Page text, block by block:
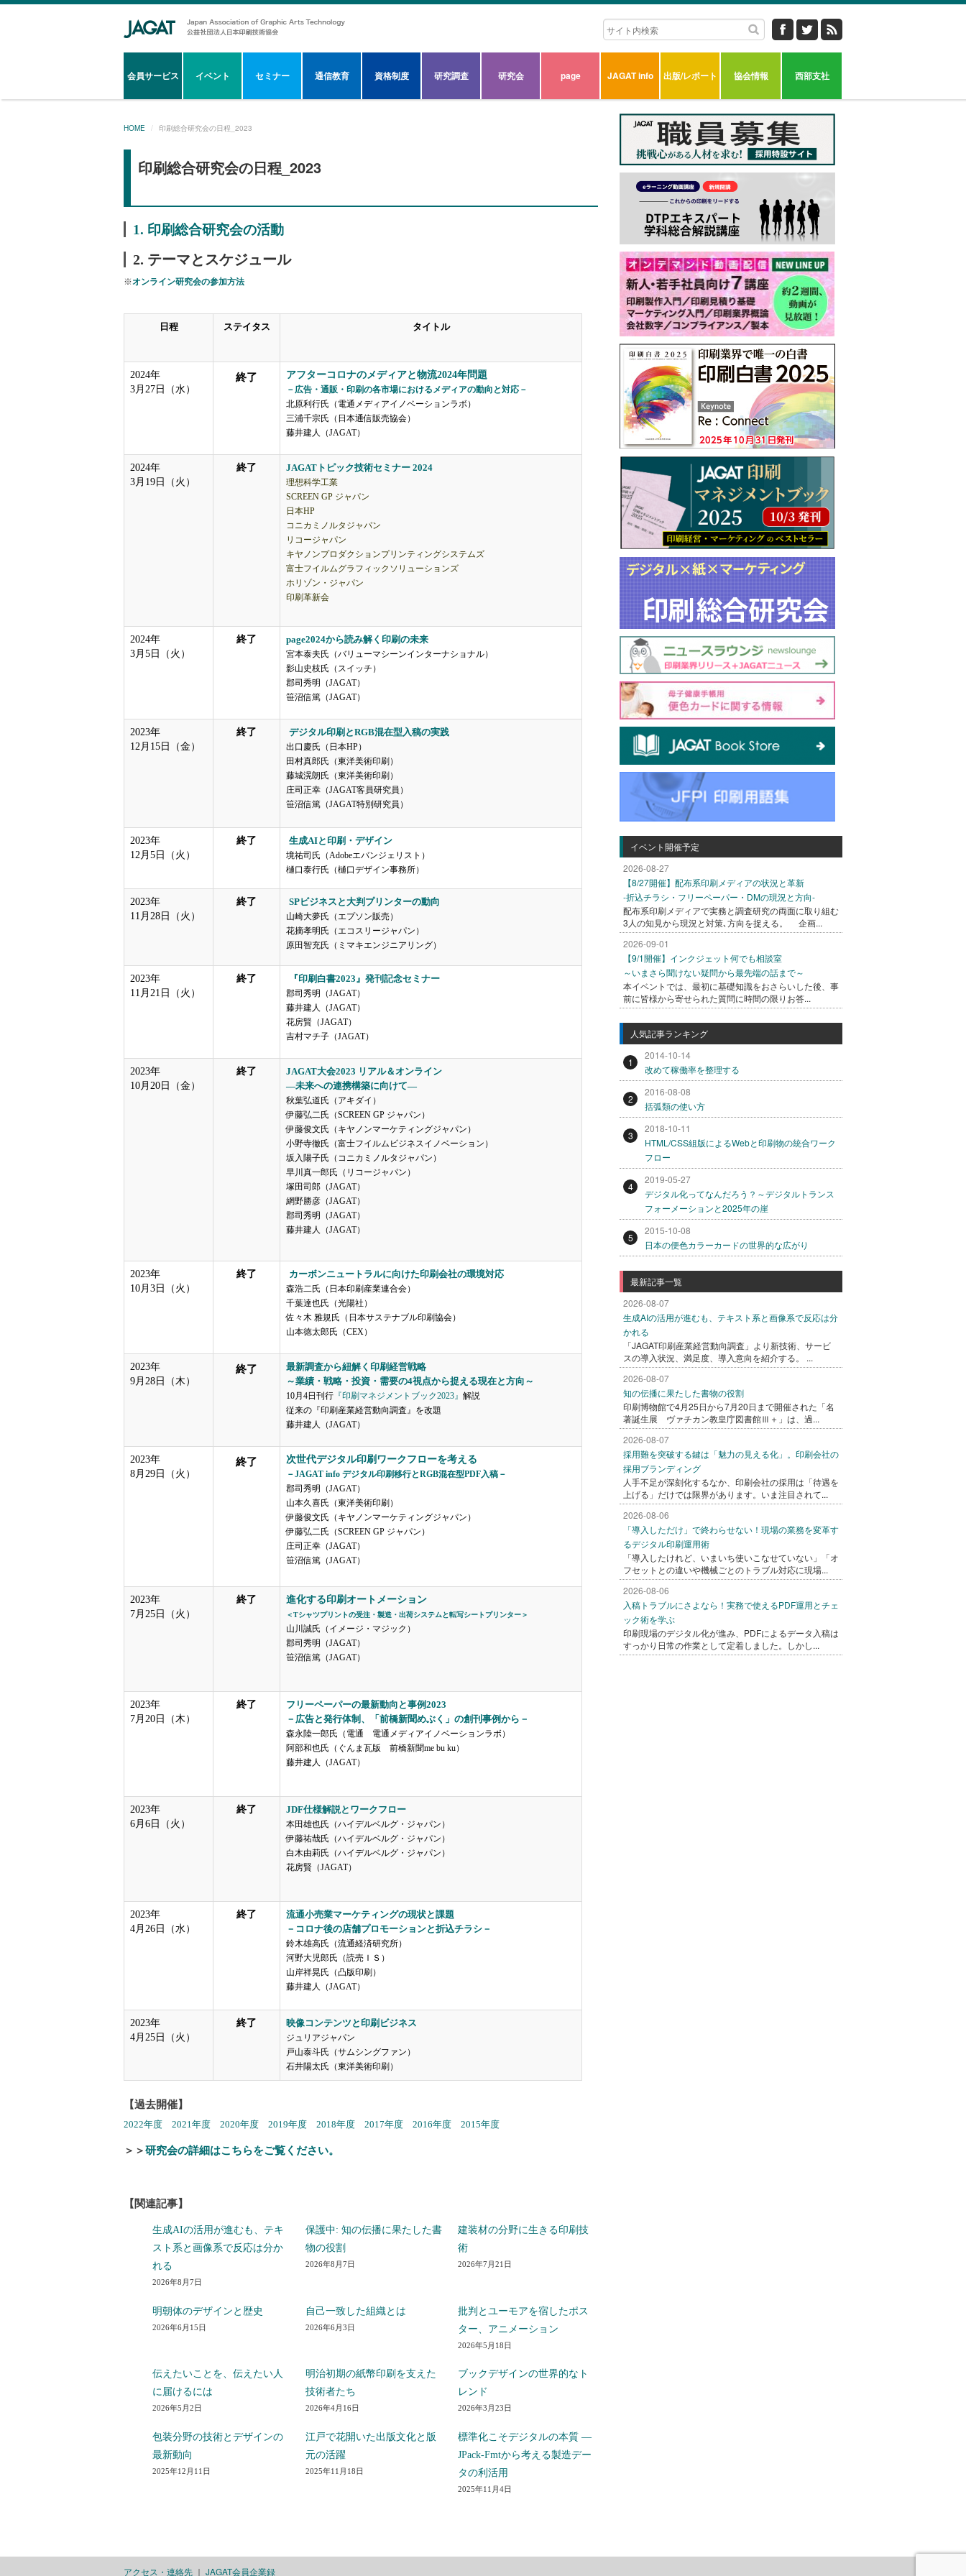
会員サービス イベント セミナー 通信教育 資格制度 研究調査 研究会 page JAGAT info 出版/レポート 協会情報 西部支社
HOME 印刷総合研究会の日程_2023
印刷総合研究会の日程_2023
1. 印刷総合研究会の活動
2. テーマとスケジュール
※オンライン研究会の参加方法
日程 ステイタス タイトル
2024年
3月27日（水）
終了 アフターコロナのメディアと物流2024年問題
－広告・通販・印刷の各市場におけるメディアの動向と対応－
北原利行氏（電通メディアイノベーションラボ）
三浦千宗氏（日本通信販売協会）
藤井建人（JAGAT）
2024年
3月19日（火）
終了 JAGATトピック技術セミナー 2024
理想科学工業
SCREEN GP ジャパン
日本HP
コニカミノルタジャパン
リコージャパン
キヤノンプロダクションプリンティングシステムズ
富士フイルムグラフィックソリューションズ
ホリゾン・ジャパン
印刷革新会
2024年
3月5日（火）
終了 page2024から読み解く印刷の未来
宮本泰夫氏（バリューマシーンインターナショナル）
影山史枝氏（スイッチ）
郡司秀明（JAGAT）
笹沼信篤（JAGAT）
2023年
12月15日（金）
終了 デジタル印刷とRGB混在型入稿の実践
出口慶氏（日本HP）
田村真郎氏（東洋美術印刷）
藤城滉朗氏（東洋美術印刷）
庄司正幸（JAGAT客員研究員）
笹沼信篤（JAGAT特別研究員）
2023年
12月5日（火）
終了 生成AIと印刷・デザイン
境祐司氏（Adobeエバンジェリスト）
樋口泰行氏（樋口デザイン事務所）
2023年
11月28日（火）
終了 SPビジネスと大判プリンターの動向
山崎大夢氏（エプソン販売）
花摘孝明氏（エコスリージャパン）
原田智充氏（ミマキエンジニアリング）
2023年
11月21日（火）
終了 『印刷白書2023』発刊記念セミナー
郡司秀明（JAGAT）
藤井建人（JAGAT）
花房賢（JAGAT）
吉村マチ子（JAGAT）
2023年
10月20日（金）
終了
JAGAT大会2023 リアル＆オンライン
―未来への連携構築に向けて―
秋葉弘道氏（アキダイ）
伊藤弘二氏（SCREEN GP ジャパン）
伊藤俊文氏（キヤノンマーケティングジャパン）
小野寺徹氏（富士フイルムビジネスイノベーション）
坂入陽子氏（コニカミノルタジャパン）
早川真一郎氏（リコージャパン）
塚田司郎（JAGAT）
網野勝彦（JAGAT）
郡司秀明（JAGAT）
藤井建人（JAGAT）
2023年
10月3日（火）
終了 カーボンニュートラルに向けた印刷会社の環境対応
森浩二氏（日本印刷産業連合会）
千葉達也氏（光陽社）
佐々木 雅規氏（日本サステナブル印刷協会）
山本徳太郎氏（CEX）
2023年
9月28日（木）
終了
最新調査から紐解く印刷経営戦略
～業績・戦略・投資・需要の4視点から捉える現在と方向～
10月4日刊行 『印刷マネジメントブック2023』 解説
従来の『印刷産業経営動向調査』を改題
藤井建人（JAGAT）
2023年
8月29日（火）
終了 次世代デジタル印刷ワークフローを考える
－JAGAT info デジタル印刷移行とRGB混在型PDF入稿－
郡司秀明（JAGAT）
山本久喜氏（東洋美術印刷）
伊藤俊文氏（キヤノンマーケティングジャパン）
伊藤弘二氏（SCREEN GP ジャパン）
庄司正幸（JAGAT）
笹沼信篤（JAGAT）
2023年
7月25日（火）
終了 進化する印刷オートメーション
＜Tシャツプリントの受注・製造・出荷システムと転写シートプリンター＞
山川誠氏（イメージ・マジック）
郡司秀明（JAGAT）
笹沼信篤（JAGAT）
2023年
7月20日（木）
終了
フリーペーパーの最新動向と事例2023
－広告と発行体制、「前橋新聞めぶく」の創刊事例から－
森永陸一郎氏（電通 電通メディアイノベーションラボ）
阿部和也氏（ぐんま瓦版 前橋新聞me bu ku）
藤井建人（JAGAT）
2023年
6月6日（火）
終了 JDF仕様解説とワークフロー
本田雄也氏（ハイデルベルグ・ジャパン）
伊藤祐哉氏（ハイデルベルグ・ジャパン）
白木由莉氏（ハイデルベルグ・ジャパン）
花房賢（JAGAT）
2023年
4月26日（水）
終了
流通小売業マーケティングの現状と課題
－コロナ後の店舗プロモーションと折込チラシ－
鈴木雄高氏（流通経済研究所）
河野大児郎氏（読売ＩＳ）
山岸祥晃氏（凸版印刷）
藤井建人（JAGAT）
2023年
4月25日（火）
終了 映像コンテンツと印刷ビジネス
ジュリアジャパン
戸山泰斗氏（サムシングファン）
石井陽太氏（東洋美術印刷）
【過去開催】
2022年度 2021年度 2020年度 2019年度 2018年度 2017年度 2016年度 2015年度
＞＞研究会の詳細はこちらをご覧ください。
【関連記事】
生成AIの活用が進むも、テキ
スト系と画像系で反応は分か
れる
2026年8月7日
保護中: 知の伝播に果たした書
物の役割
2026年8月7日
建装材の分野に生きる印刷技
術
2026年7月21日
明朝体のデザインと歴史
2026年6月15日
自己一致した組織とは
2026年6月3日
批判とユーモアを宿したポス
ター、アニメーション
2026年5月18日
伝えたいことを、伝えたい人
に届けるには
2026年5月2日
明治初期の紙幣印刷を支えた
技術者たち
2026年4月16日
ブックデザインの世界的なト
レンド
2026年3月23日
包装分野の技術とデザインの
最新動向
2025年12月11日
江戸で花開いた出版文化と版
元の活躍
2025年11月18日
標準化こそデジタルの本質 ―
JPack-Fmtから考える製造デー
タの利活用
2025年11月4日
イベント開催予定
2026-08-27
【8/27開催】配布系印刷メディアの状況と革新
-折込チラシ・フリーペーパー・DMの現況と方向-
配布系印刷メディアで実務と調査研究の両面に取り組む
3人の知見から現況と対策､方向を捉える。 企画...
2026-09-01
【9/1開催】インクジェット何でも相談室
～いまさら聞けない疑問から最先端の話まで～
本イベントでは、最初に基礎知識をおさらいした後、事
前に皆様から寄せられた質問に時間の限りお答...
人気記事ランキング
1
2014-10-14
改めて稼働率を整理する
2
2016-08-08
括弧類の使い方
3
2018-10-11
HTML/CSS組版によるWebと印刷物の統合ワーク
フロー
4
2019-05-27
デジタル化ってなんだろう？～デジタルトランス
フォーメーションと2025年の崖
5
2015-10-08
日本の便色カラーカードの世界的な広がり
最新記事一覧
2026-08-07
生成AIの活用が進むも、テキスト系と画像系で反応は分
かれる
「JAGAT印刷産業経営動向調査」より新技術、サービ
スの導入状況、満足度、導入意向を紹介する。 ...
2026-08-07
知の伝播に果たした書物の役割
印刷博物館で4月25日から7月20日まで開催された「名
著誕生展 ヴァチカン教皇庁図書館Ⅲ＋」は、過...
2026-08-07
採用難を突破する鍵は「魅力の見える化」。印刷会社の
採用ブランディング
人手不足が深刻化するなか、印刷会社の採用は「待遇を
上げる」だけでは限界があります。いま注目されて...
2026-08-06
「導入しただけ」で終わらせない！現場の業務を変革す
るデジタル印刷運用術
「導入したけれど、いまいち使いこなせていない」「オ
フセットとの違いや機械ごとのトラブル対応に現場...
2026-08-06
入稿トラブルにさよなら！実務で使えるPDF運用とチェ
ック術を学ぶ
印刷現場のデジタル化が進み、PDFによるデータ入稿は
すっかり日常の作業として定着しました。しかし...
アクセス・連絡先 ｜ JAGAT会員企業録